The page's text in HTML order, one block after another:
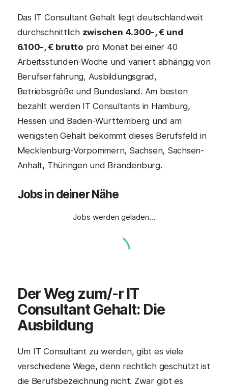
Das IT Consultant Gehalt liegt deutschlandweit
durchschnittlich zwischen 4.300-, € und
6.100-, € brutto pro Monat bei einer 40
Arbeitsstunden-Woche und variiert abhängig von
Berufserfahrung, Ausbildungsgrad,
Betriebsgröße und Bundesland. Am besten
bezahlt werden IT Consultants in Hamburg,
Hessen und Baden-Württemberg und am
wenigsten Gehalt bekommt dieses Berufsfeld in
Mecklenburg-Vorpommern, Sachsen, Sachsen-
Anhalt, Thüringen und Brandenburg.
Jobs in deiner Nähe
Jobs werden geladen…
Der Weg zum/-rIT
ConsultantGehalt: Die
Ausbildung
Um IT Consultant zu werden, gibt es viele
verschiedene Wege, denn rechtlich geschützt ist
die Berufsbezeichnung nicht. Zwar gibt es